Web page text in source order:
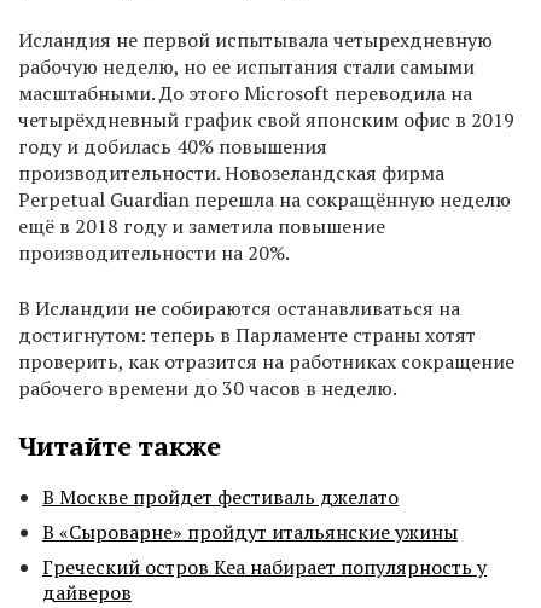
Исландия не первой испытывала четырехдневную
рабочую неделю, но ее испытания стали самыми
масштабными. До этого Microsoft переводила на
четырёхдневный график свой японским офис в 2019
году и добилась 40% повышения
производительности. Новозеландская фирма
Perpetual Guardian перешла на сокращённую неделю
ещё в 2018 году и заметила повышение
производительности на 20%.
В Исландии не собираются останавливаться на
достигнутом: теперь в Парламенте страны хотят
проверить, как отразится на работниках сокращение
рабочего времени до 30 часов в неделю.
Читайте также
В Москве пройдет фестиваль джелато
В «Сыроварне» пройдут итальянские ужины
Греческий остров Кеа набирает популярность у
дайверов